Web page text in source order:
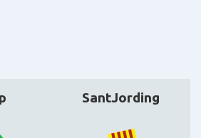
Catalans a LEICESTER
SantJording